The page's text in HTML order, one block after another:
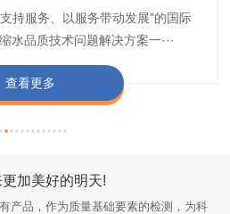
持服务、以服务带动发展”的国际
水品质技术问题解决方案一···
查看更多
防水技术解决方案30余载,励志于
油量超标品质技术问题解决方···
查看更多
计研发织唛印唛商标、织带服装颜
决方案一站式服务提供商,技···
查看更多
商标阻燃母粒剂,TF-W760,TF-W760
工定制服务实力提供商,···
查看更多
加美好的明天!
产品，作为质量基础要素的检测，为科